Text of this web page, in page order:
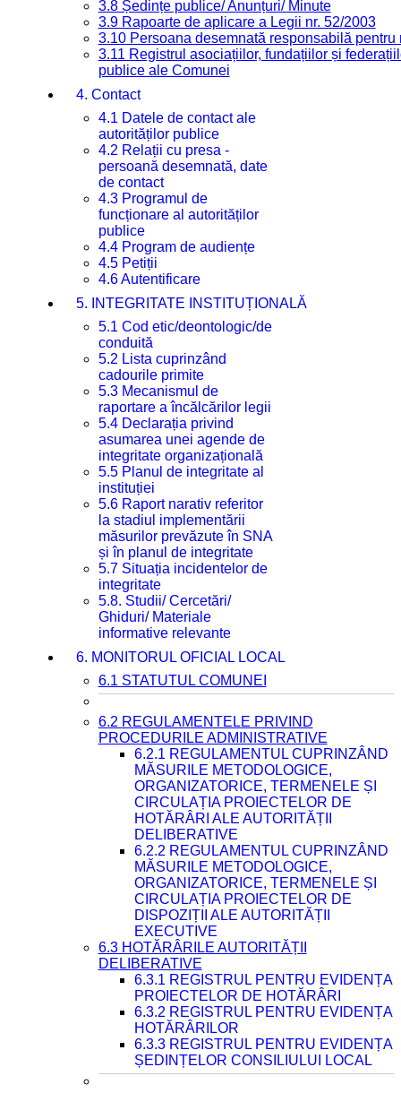
3.8 Ședințe publice/ Anunțuri/ Minute
3.9 Rapoarte de aplicare a Legii nr. 52/2003
3.10 Persoana desemnată responsabilă
3.11 Registrul asociațiilor, fundațiilor și
publice ale Comunei
4. Contact
4.1 Datele de contact ale
autorităților publice
4.2 Relații cu presa -
persoană desemnată, date
de contact
4.3 Programul de
funcționare al autorităților
publice
4.4 Program de audiențe
4.5 Petiții
4.6 Autentificare
5. INTEGRITATE INSTITUȚIONALĂ
5.1 Cod etic/deontologic/de
conduită
5.2 Lista cuprinzând
cadourile primite
5.3 Mecanismul de
raportare a încălcărilor legii
5.4 Declarația privind
asumarea unei agende de
integritate organizațională
5.5 Planul de integritate al
instituției
5.6 Raport narativ referitor
la stadiul implementării
măsurilor prevăzute în SNA
și în planul de integritate
5.7 Situația incidentelor de
integritate
5.8. Studii/ Cercetări/
Ghiduri/ Materiale
informative relevante
6. MONITORUL OFICIAL LOCAL
6.1 STATUTUL COMUNEI
6.2 REGULAMENTELE PRIVIND
PROCEDURILE ADMINISTRATIVE
6.2.1 REGULAMENTUL CUPRINZÂND
MĂSURILE METODOLOGICE,
ORGANIZATORICE, TERMENELE ȘI
CIRCULAȚIA PROIECTELOR DE
HOTĂRÂRI ALE AUTORITĂȚII
DELIBERATIVE
6.2.2 REGULAMENTUL CUPRINZÂND
MĂSURILE METODOLOGICE,
ORGANIZATORICE, TERMENELE ȘI
CIRCULAȚIA PROIECTELOR DE
DISPOZIȚII ALE AUTORITĂȚII
EXECUTIVE
6.3 HOTĂRÂRILE AUTORITĂȚII
DELIBERATIVE
6.3.1 REGISTRUL PENTRU EVIDENȚA
PROIECTELOR DE HOTĂRÂRI
6.3.2 REGISTRUL PENTRU EVIDENȚA
HOTĂRÂRILOR
6.3.3 REGISTRUL PENTRU EVIDENȚA
ȘEDINȚELOR CONSILIULUI LOCAL